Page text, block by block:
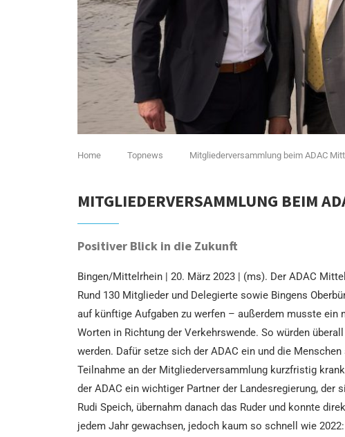
Home Topnews Mitgliederversammlung beim ADAC
MITGLIEDERVERSAMMLUNG BEIM
Positiver Blick in die Zukunft
Bingen/Mittelrhein | 20. März 2023 | (ms). Der ADAC
Rund 130 Mitglieder und Delegierte sowie Bingens
auf künftige Aufgaben zu werfen – außerdem musste ein
Worten in Richtung der Verkehrswende. So würden
werden. Dafür setze sich der ADAC ein und die
Teilnahme an der Mitgliederversammlung kurzfristig
der ADAC ein wichtiger Partner der Landesregierung,
Rudi Speich, übernahm danach das Ruder und konnte
jedem Jahr gewachsen, jedoch kaum so schnell wie